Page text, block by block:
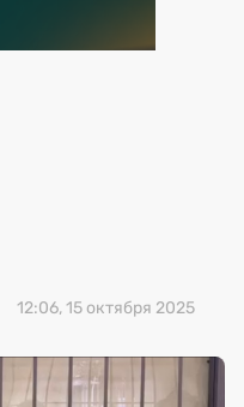
12:06, 15 октября 2025